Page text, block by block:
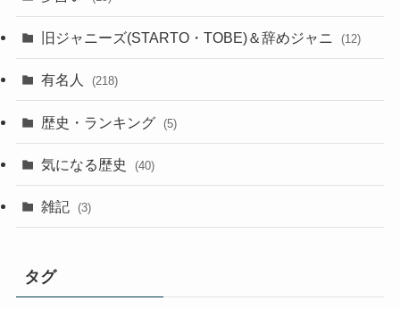
旧ジャニーズ(STARTO・TOBE)＆辞めジャニ (12)
有名人 (218)
歴史・ランキング (5)
気になる歴史 (40)
雑記 (3)
タグ